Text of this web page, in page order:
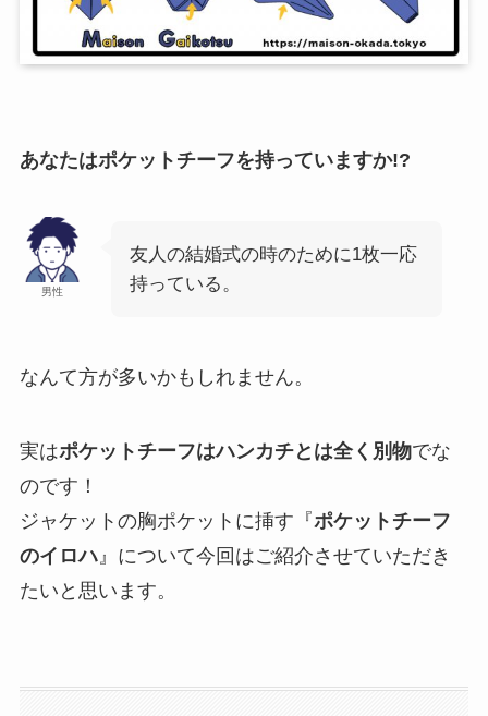
あなたはポケットチーフを持っていますか!?
男性
友人の結婚式の時のために1枚一応
持っている。
なんて方が多いかもしれません。
実はポケットチーフはハンカチとは全く別物でな
のです！
ジャケットの胸ポケットに挿す『ポケットチーフ
のイロハ』について今回はご紹介させていただき
たいと思います。